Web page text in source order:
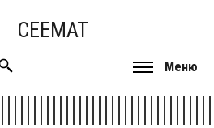
CEEMAT
Меню